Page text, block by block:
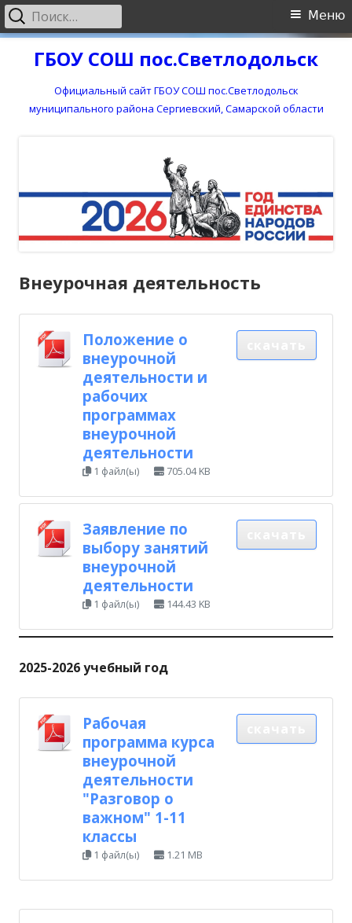
содержимому
ГБОУ СОШ пос.Светлодольск
Официальный сайт ГБОУ СОШ пос.Светлодольск
муниципального района Сергиевский, Самарской области
Основное
меню
Меню
Найти:
Внеурочная деятельность
Положение о
внеурочной
деятельности и
рабочих
программах
внеурочной
деятельности
1 файл(ы) 705.04 KB
Заявление по
выбору занятий
внеурочной
деятельности
1 файл(ы) 144.43 KB
2025-2026 учебный год
Рабочая
программа курса
внеурочной
деятельности
"Разговор о
важном" 1-11
классы
1 файл(ы) 1.21 MB